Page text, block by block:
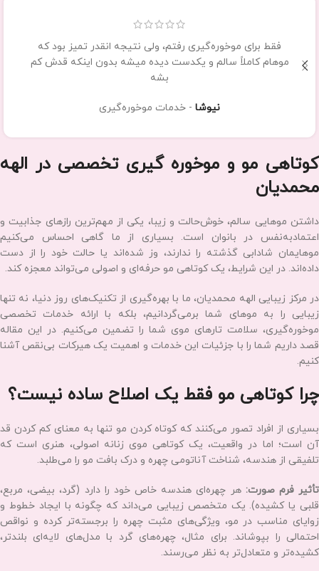
از کجا بفهمم چه مدل کوتاهی به فرم صورتم میاد؟
کوتاهی مو باعث پرپشت‌تر دیده شدن مو می‌شود؟
هر چند وقت یک‌بار باید موهامو کوتاه کنم؟
آیا کوتاهی مو به رشد سریع‌تر مو کمک می‌کند؟
موهای کم‌پشت هم می‌تونن مدل‌های لایه‌ای کوتاه کنن؟
نظرات زیباجویان ما
فقط برای موخوره‌گیری رفتم، ولی نتیجه انقدر تمیز بود که
موهام کاملاً سالم و یکدست دیده میشه بدون اینکه قدش کم
بشه
نیوشا خدمات موخوره‌گیری
کوتاهی مو و موخوره‌ گیری تخصصی در الهه
محمدیان
داشتن موهایی سالم، خوش‌حالت و زیبا، یکی از مهم‌ترین رازهای جذابیت و
اعتمادبه‌نفس در بانوان است. بسیاری از ما گاهی احساس می‌کنیم
موهایمان شادابی گذشته را ندارند، وز شده‌اند یا حالت خود را از دست
داده‌اند. در این شرایط، یک کوتاهی مو حرفه‌ای و اصولی می‌تواند معجزه کند.
در مرکز زیبایی الهه محمدیان، ما با بهره‌گیری از تکنیک‌های روز دنیا، نه ‌تنها
زیبایی را به موهای شما برمی‌گردانیم، بلکه با ارائه خدمات تخصصی
موخوره‌گیری، سلامت تارهای موی شما را تضمین می‌کنیم. در این مقاله
قصد داریم شما را با جزئیات این خدمات و اهمیت یک هیرکات بی‌نقص آشنا
کنیم.